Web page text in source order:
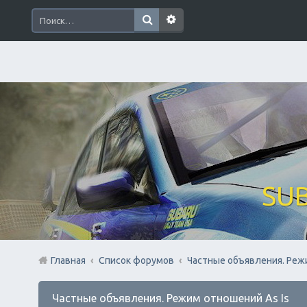
Главная Список форумов Частные объявления.
Частные объявления. Режим отношений As Is